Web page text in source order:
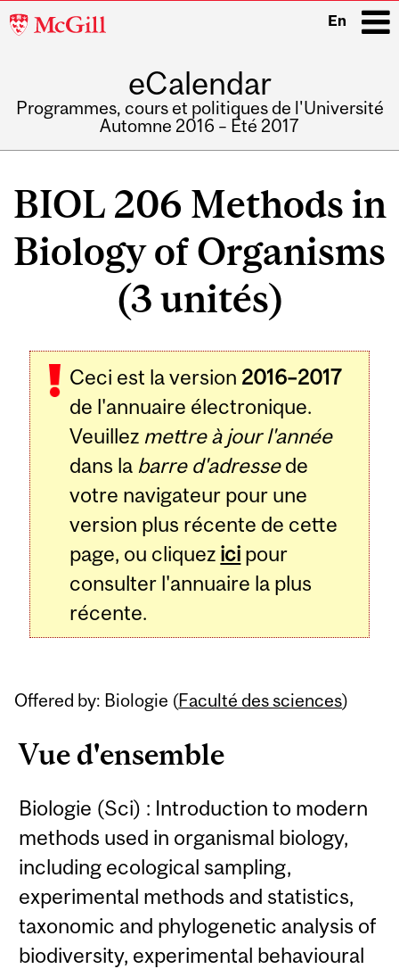
McGill
En
eCalendar
Programmes, cours et politiques de l'Université
Automne 2016 – Été 2017
BIOL 206 Methods in
Biology of Organisms
(3 unités)
Ceci est la version 2016–2017
de l'annuaire électronique.
Veuillez mettre à jour l'année
dans la barre d'adressede
votre navigateur pour une
version plus récente de cette
page, ou cliquez ici pour
consulter l'annuaire la plus
récente.
Offered by: Biologie (Faculté des sciences)
Vue d'ensemble
Biologie (Sci) : Introduction to modern
methods used in organismal biology,
including ecological sampling,
experimental methods and statistics,
taxonomic and phylogenetic analysis of
biodiversity, experimental behavioural